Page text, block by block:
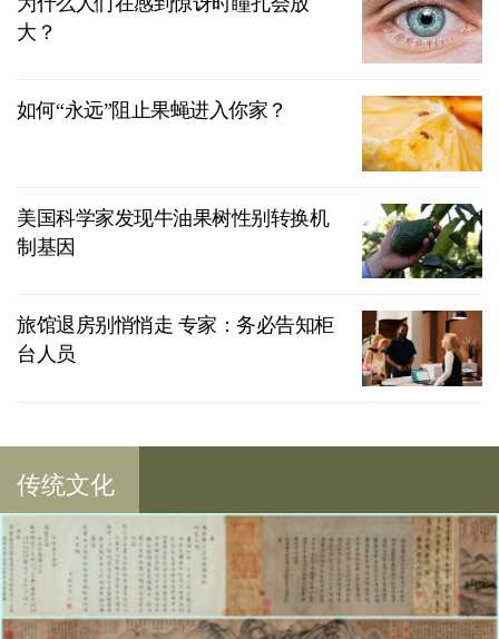
大？
如何“永远”阻止果蝇进入你家？
美国科学家发现牛油果树性别转换机
制基因
旅馆退房别悄悄走 专家：务必告知柜
台人员
传统文化